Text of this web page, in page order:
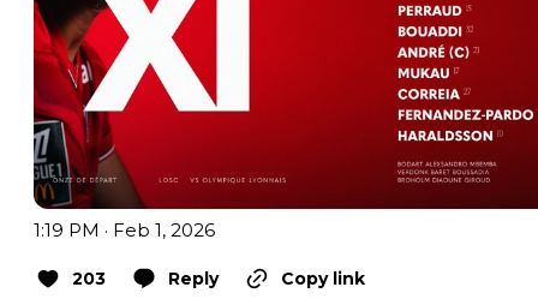
1:19 PM · Feb 1, 2026
203 Reply
Copy link